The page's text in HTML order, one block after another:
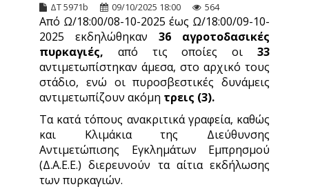
ΔΤ 5971b 09/10/2025 18:00 564
Από Ω/18:00/08-10-2025 έως Ω/18:00/09-10-
2025 εκδηλώθηκαν 36 αγροτοδασικές
πυρκαγιές, από τις οποίες οι 33
αντιμετωπίστηκαν άμεσα, στο αρχικό τους
στάδιο, ενώ οι πυροσβεστικές δυνάμεις
αντιμετωπίζουν ακόμη τρεις (3).
Τα κατά τόπους ανακριτικά γραφεία, καθώς
και Κλιμάκια της Διεύθυνσης
Αντιμετώπισης Εγκλημάτων Εμπρησμού
(Δ.Α.Ε.Ε.) διερευνούν τα αίτια εκδήλωσης
των πυρκαγιών.